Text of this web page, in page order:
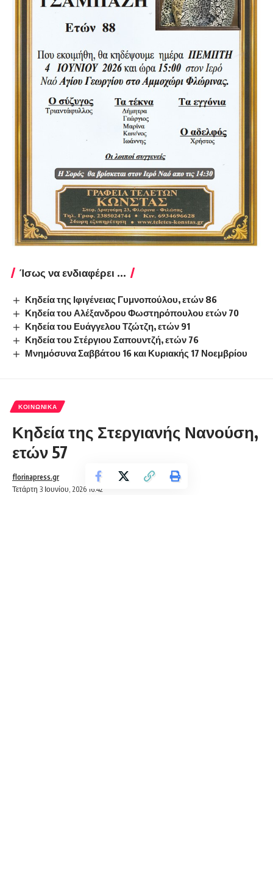
Ίσως να ενδιαφέρει ...
Κηδεία της Ιφιγένειας Γυμνοπούλου, ετών 86
Κηδεία του Αλέξανδρου Φωστηρόπουλου ετών 70
Κηδεία του Ευάγγελου Τζώτζη, ετών 91
Κηδεία του Στέργιου Σαπουντζή, ετών 76
Μνημόσυνα Σαββάτου 16 και Κυριακής 17 Νοεμβρίου
ΚΟΙΝΩΝΙΚΆ
Κηδεία της Στεργιανής Νανούση,
ετών 57
Τετάρτη 3 Ιουνίου, 2026 16:42
florinapress.gr